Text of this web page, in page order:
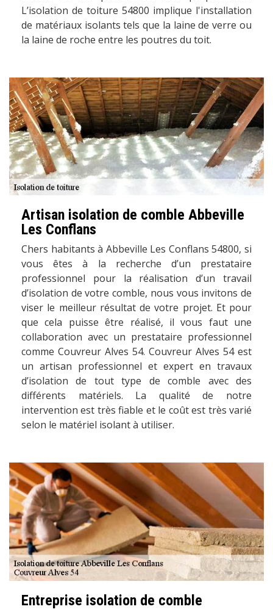
L’isolation de toiture 54800 implique l'installation
de matériaux isolants tels que la laine de verre ou
la laine de roche entre les poutres du toit.
Artisan isolation de comble Abbeville
Les Conflans
Chers habitants à Abbeville Les Conflans 54800, si
vous êtes à la recherche d’un prestataire
professionnel pour la réalisation d’un travail
d’isolation de votre comble, nous vous invitons de
viser le meilleur résultat de votre projet. Et pour
que cela puisse être réalisé, il vous faut une
collaboration avec un prestataire professionnel
comme Couvreur Alves 54. Couvreur Alves 54 est
un artisan professionnel et expert en travaux
d’isolation de tout type de comble avec des
différents matériels. La qualité de notre
intervention est très fiable et le coût est très varié
selon le matériel isolant à utiliser.
Entreprise isolation de comble